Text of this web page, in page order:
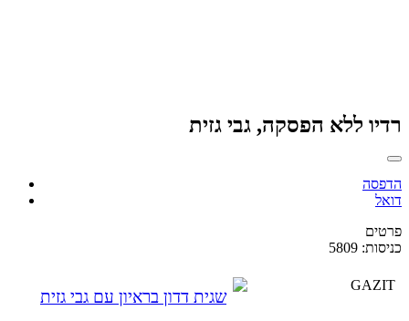
רדיו ללא הפסקה, גבי גזית
הדפסה
דואל
פרטים
כניסות: 5809
שגית דדון בראיון עם גבי גזית